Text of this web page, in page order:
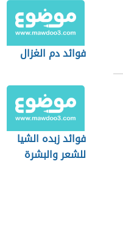
فوائد دم الغزال
فوائد زبده الشيا
للشعر والبشرة